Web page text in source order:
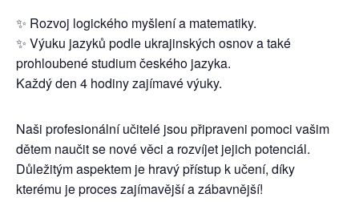
✨ Rozvoj logického myšlení a matematiky.
✨ Výuku jazyků podle ukrajinských osnov a také
prohloubené studium českého jazyka.
Každý den 4 hodiny zajímavé výuky.
Naši profesionální učitelé jsou připraveni pomoci vašim
dětem naučit se nové věci a rozvíjet jejich potenciál.
Důležitým aspektem je hravý přístup k učení, díky
kterému je proces zajímavější a zábavnější!